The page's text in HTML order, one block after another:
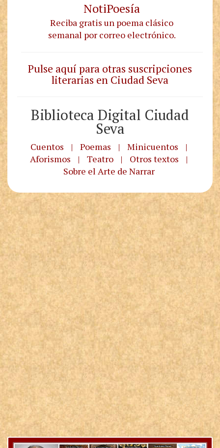
NotiPoesía
Reciba gratis un poema clásico
semanal por correo electrónico.
Pulse aquí para otras suscripciones
literarias en Ciudad Seva
Biblioteca Digital Ciudad
Seva
Cuentos | Poemas | Minicuentos
|
Aforismos
| Teatro | Otros textos
|
Sobre el Arte de Narrar